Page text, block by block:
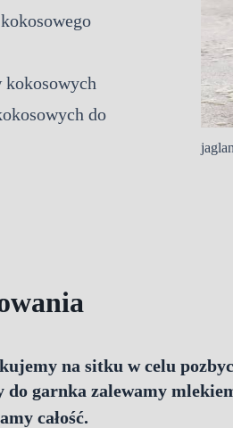
kokosowych
do
na sitku w celu
do garnka zalewamy
całość.